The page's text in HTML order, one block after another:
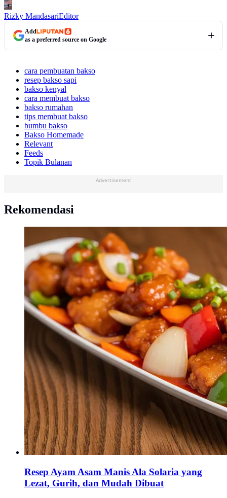
Rizky MandasariEditor
Add
as a preferred source on Google
cara pembuatan bakso
resep bakso sapi
bakso kenyal
cara membuat bakso
bakso rumahan
tips membuat bakso
bumbu bakso
Bakso Homemade
Relevant
Feeds
Topik Bulanan
Advertisement
Rekomendasi
Resep Ayam Asam Manis Ala Solaria yang
Lezat, Gurih, dan Mudah Dibuat